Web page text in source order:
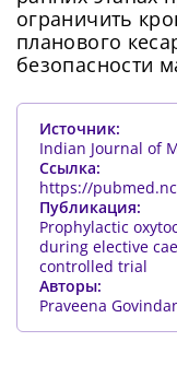
ограничить
планового
безопасности
Источник:
Indian Journal of
Ссылка:
https://
Публикация:
Prophylactic
during elective
controlled trial
Авторы:
Praveena